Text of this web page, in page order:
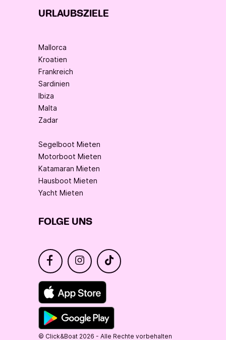
URLAUBSZIELE
Mallorca
Kroatien
Frankreich
Sardinien
Ibiza
Malta
Zadar
Segelboot Mieten
Motorboot Mieten
Katamaran Mieten
Hausboot Mieten
Yacht Mieten
FOLGE UNS
© Click&Boat 2026 - Alle Rechte vorbehalten